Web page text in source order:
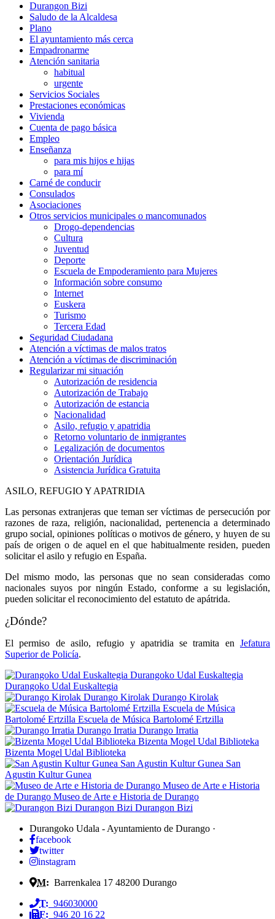
Durangon Bizi
Saludo de la Alcaldesa
Plano
El ayuntamiento más cerca
Empadronarme
Atención sanitaria
habitual
urgente
Servicios Sociales
Prestaciones económicas
Vivienda
Cuenta de pago básica
Empleo
Enseñanza
para mis hijos e hijas
para mí
Carné de conducir
Consulados
Asociaciones
Otros servicios municipales o mancomunados
Drogo-dependencias
Cultura
Juventud
Deporte
Escuela de Empoderamiento para Mujeres
Información sobre consumo
Internet
Euskera
Turismo
Tercera Edad
Seguridad Ciudadana
Atención a víctimas de malos tratos
Atención a víctimas de discriminación
Regularizar mi situación
Autorización de residencia
Autorización de Trabajo
Autorización de estancia
Nacionalidad
Asilo, refugio y apatridia
Retorno voluntario de inmigrantes
Legalización de documentos
Orientación Jurídica
Asistencia Jurídica Gratuita
ASILO, REFUGIO Y APATRIDIA
Las personas extranjeras que teman ser víctimas de persecución por
razones de raza, religión, nacionalidad, pertenencia a determinado
grupo social, opiniones políticas o motivos de género, y huyen de su
país de origen o de aquel en el que habitualmente residen, pueden
solicitar el asilo y refugio en España.
Del mismo modo, las personas que no sean consideradas como
nacionales suyos por ningún Estado, conforme a su legislación,
pueden solicitar el reconocimiento del estatuto de apátrida.
¿Dónde?
El permiso de asilo, refugio y apatridia se tramita en Jefatura
Superior de Policía.
Durangoko Udal Euskaltegia
Durangoko Udal Euskaltegia
Durango Kirolak Durango Kirolak
Escuela de Música
Bartolomé Ertzilla Escuela de Música Bartolomé Ertzilla
Durango Irratia Durango Irratia
Bizenta Mogel Udal Biblioteka
Bizenta Mogel Udal Biblioteka
San Agustin Kultur Gunea San
Agustin Kultur Gunea
Museo de Arte e Historia
de Durango Museo de Arte e Historia de Durango
Durangon Bizi Durangon Bizi
Durangoko Udala - Ayuntamiento de Durango ·
facebook
twitter
instagram
M: Barrenkalea 17 48200 Durango
T: 946030000
F: 946 20 16 22